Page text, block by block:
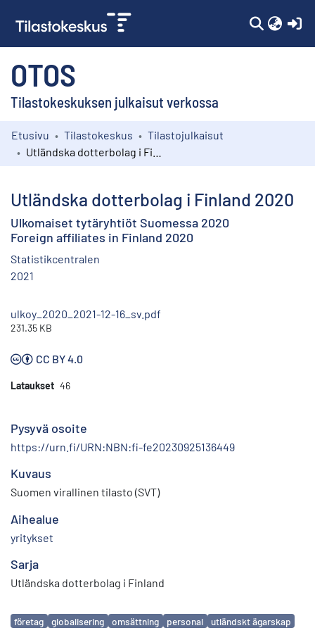
OTOS
Tilastokeskuksen julkaisut verkossa
Kokoelmat
Etusivu Tilastokeskus
Tilastojulkaisut
Utländska dotterbolag i Finland 2020
Ulkomaiset tytäryhtiöt Suomessa 2020
Foreign affiliates in Finland 2020
Statistikcentralen
2021
ulkoy_2020_2021-12-16_sv.pdf
231.35 KB
CC BY 4.0
Lataukset 46
Pysyvä osoite
https://urn.fi/URN:NBN:fi-fe20230925136449
Kuvaus
Suomen virallinen tilasto (SVT)
Aihealue
yritykset
Sarja
Utländska dotterbolag i Finland
Avainsanat
företag globalisering omsättning personal utländskt ägarskap